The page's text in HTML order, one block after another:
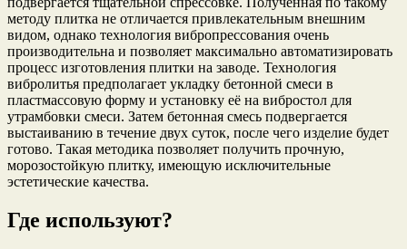
методу плитка не отличается привлекательным внешним
видом, однако технология вибропрессования очень
производительна и позволяет максимально автоматизировать
процесс изготовления плитки на заводе. Технология
вибролитья предполагает укладку бетонной смеси в
пластмассовую форму и установку её на вибростол для
утрамбовки смеси. Затем бетонная смесь подвергается
выстаиванию в течение двух суток, после чего изделие будет
готово. Такая методика позволяет получить прочную,
морозостойкую плитку, имеющую исключительные
эстетические качества.
Где используют?